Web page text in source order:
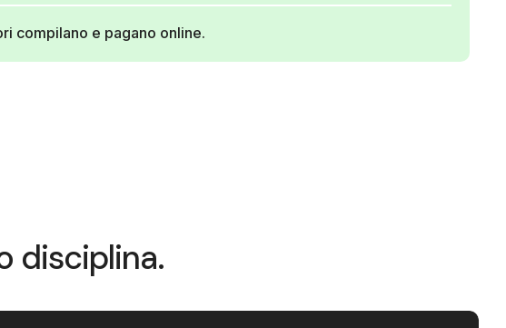
compilano e pagano online.
disciplina.